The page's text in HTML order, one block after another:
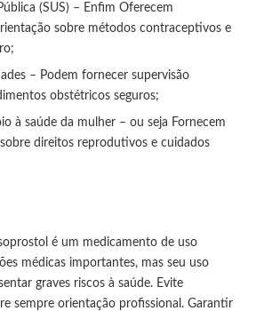
(SUS) – Enfim Oferecem
sobre métodos contraceptivos e
– Podem fornecer supervisão
obstétricos seguros;
à saúde da mulher – ou seja Fornecem
direitos reprodutivos e cuidados
é um medicamento de uso
médicas importantes, mas seu uso
graves riscos à saúde. Evite
sempre orientação profissional. Garantir